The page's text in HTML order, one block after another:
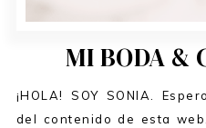
MI BODA &
¡HOLA! SOY SONIA.
del contenido de esta